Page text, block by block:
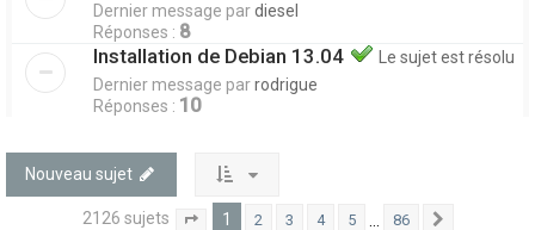
Dernier message pardiesel
Réponses : 8
Installation de Debian 13.04
Le sujet est résolu
Dernier message parrodrigue
Réponses : 10
Nouveau sujet
2126 sujets 1 2 3 4 5 86